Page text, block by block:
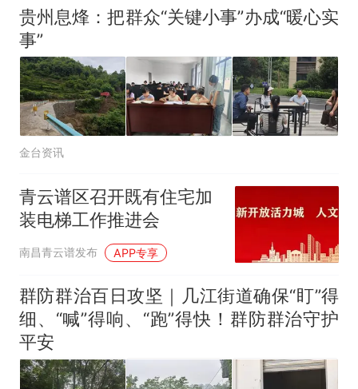
贵州息烽：把群众“关键小事”办成“暖心实
事”
金台资讯
青云谱区召开既有住宅加
装电梯工作推进会
南昌青云谱发布 APP专享
群防群治百日攻坚｜几江街道确保“盯”得
细、“喊”得响、“跑”得快！群防群治守护
平安